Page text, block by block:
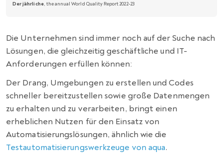
Der jährliche, the annual World Quality Report 2022-23
Die Unternehmen sind immer noch auf der Suche nach
Lösungen, die gleichzeitig geschäftliche und IT-
Anforderungen erfüllen können:
Der Drang, Umgebungen zu erstellen und Codes
schneller bereitzustellen sowie große Datenmengen
zu erhalten und zu verarbeiten, bringt einen
erheblichen Nutzen für den Einsatz von
Automatisierungslösungen, ähnlich wie die
Testautomatisierungswerkzeuge von aqua.